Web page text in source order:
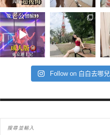
Follow on 白白去哪兒